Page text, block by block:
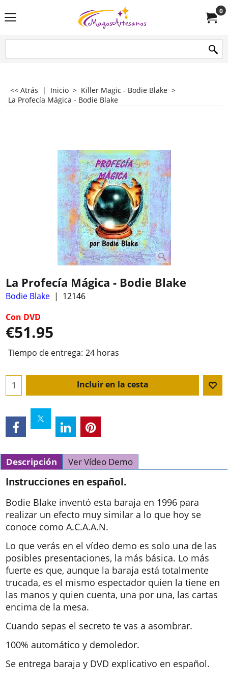
0
<< Atrás | Inicio > Killer Magic - Bodie Blake >
La Profecía Mágica - Bodie Blake
La Profecía Mágica - Bodie Blake
Bodie Blake
12146
Con DVD
€51.95
Tiempo de entrega: 24 horas
Incluir en la cesta
Descripción Ver Vídeo Demo
Instrucciones en español.
Bodie Blake inventó esta baraja en 1996 para
realizar un efecto muy similar a lo que hoy se
conoce como A.C.A.A.N.
Lo que verás en el vídeo demo es solo una de las
posibles presentaciones, la más básica. Lo más
fuerte es que, aunque la baraja está totalmente
trucada, es el mismo espectador quien la tiene en
las manos y quien cuenta, una por una, las cartas
encima de la mesa.
Cuando sepas el secreto te vas a asombrar.
100% automático y demoledor.
Se entrega baraja y DVD explicativo en español.